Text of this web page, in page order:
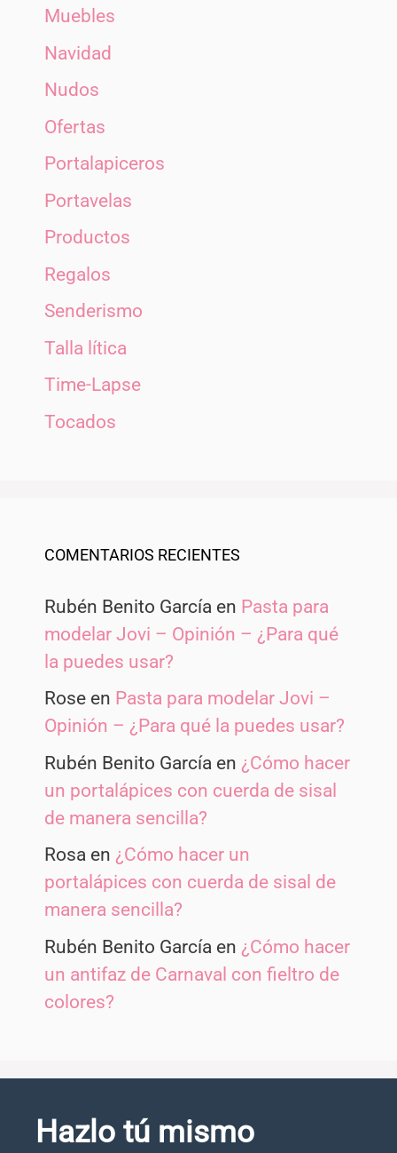
Muebles
Navidad
Nudos
Ofertas
Portalapiceros
Portavelas
Productos
Regalos
Senderismo
Talla lítica
Time-Lapse
Tocados
COMENTARIOS RECIENTES
Rubén Benito García en Pasta para
modelar Jovi – Opinión – ¿Para qué
la puedes usar?
Rose en Pasta para modelar Jovi –
Opinión – ¿Para qué la puedes usar?
Rubén Benito García en ¿Cómo hacer
un portalápices con cuerda de sisal
de manera sencilla?
Rosa en ¿Cómo hacer un
portalápices con cuerda de sisal de
manera sencilla?
Rubén Benito García en ¿Cómo hacer
un antifaz de Carnaval con fieltro de
colores?
Hazlo tú mismo